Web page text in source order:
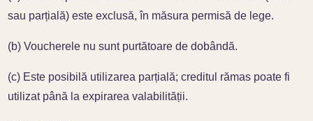
sau parțială) este exclusă, în măsura permisă de lege.
(b) Voucherele nu sunt purtătoare de dobândă.
(c) Este posibilă utilizarea parțială; creditul rămas poate fi
utilizat până la expirarea valabilității.